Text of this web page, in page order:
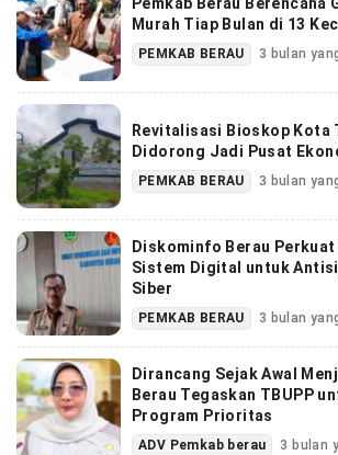
Murah Tiap Bulan di 13
PEMKAB BERAU 3 bulan
Revitalisasi Bioskop Kota
Didorong Jadi Pusat
PEMKAB BERAU 3 bulan
Diskominfo Berau Perkuat
Sistem Digital untuk
Siber
PEMKAB BERAU 3 bulan
Dirancang Sejak Awal
Berau Tegaskan TBUPP
Program Prioritas
ADV Pemkab berau 3 bulan